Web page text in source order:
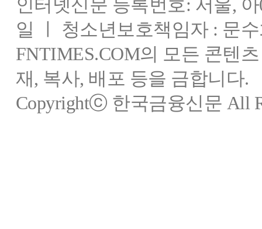
인터넷신문 등록번호: 서울,
일 ㅣ 청소년보호책임자 : 문
FNTIMES.COM의 모든 콘텐
재, 복사, 배포 등을 금합니다.
Copyrightⓒ 한국금융신문 All